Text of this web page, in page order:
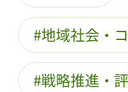
地域社会・
戦略推進・